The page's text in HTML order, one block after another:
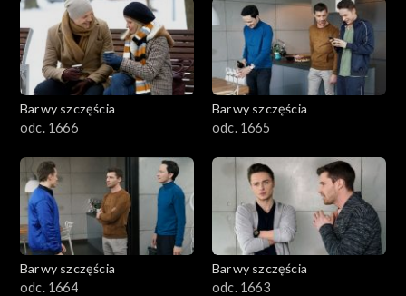
Barwy szczęścia
odc. 1666
Barwy szczęścia
odc. 1665
Barwy szczęścia
odc. 1664
Barwy szczęścia
odc. 1663